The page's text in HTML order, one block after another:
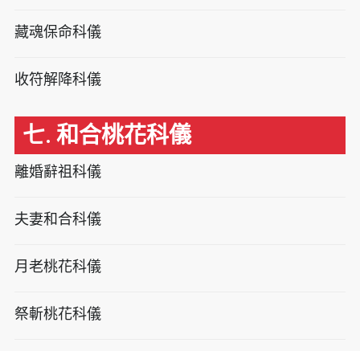
藏魂保命科儀
收符解降科儀
七. 和合桃花科儀
離婚辭祖科儀
夫妻和合科儀
月老桃花科儀
祭斬桃花科儀